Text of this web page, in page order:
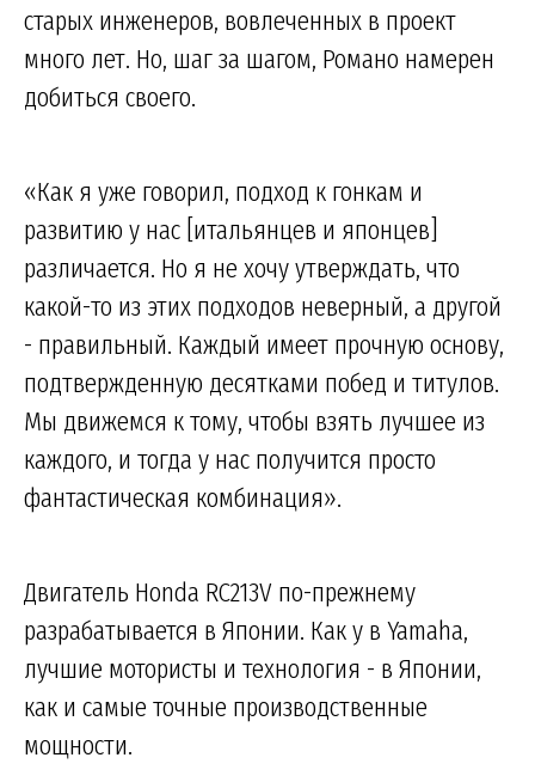
старых инженеров, вовлеченных в проект
много лет. Но, шаг за шагом, Романо намерен
добиться своего.
«Как я уже говорил, подход к гонкам и
развитию у нас [итальянцев и японцев]
различается. Но я не хочу утверждать, что
какой-то из этих подходов неверный, а другой
- правильный. Каждый имеет прочную основу,
подтвержденную десятками побед и титулов.
Мы движемся к тому, чтобы взять лучшее из
каждого, и тогда у нас получится просто
фантастическая комбинация».
Двигатель Honda RC213V по-прежнему
разрабатывается в Японии. Как у в Yamaha,
лучшие мотористы и технология - в Японии,
как и самые точные производственные
мощности.